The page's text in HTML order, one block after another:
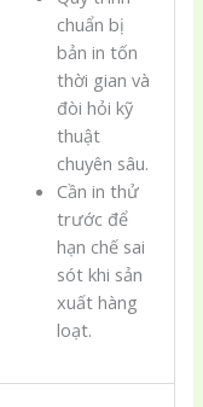
chuẩn bị
bản in tốn
thời gian và
đòi hỏi kỹ
thuật
chuyên sâu.
Cần in thử
trước để
hạn chế sai
sót khi sản
xuất hàng
loạt.